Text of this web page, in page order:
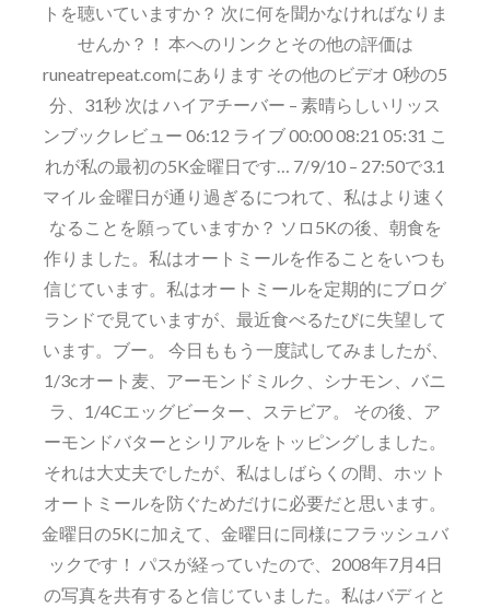
トを聴いていますか？ 次に何を聞かなければなりま
せんか？！ 本へのリンクとその他の評価は
runeatrepeat.comにあります その他のビデオ 0秒の5
分、31秒 次は ハイアチーバー – 素晴らしいリッス
ンブックレビュー 06:12 ライブ 00:00 08:21 05:31 こ
れが私の最初の5K金曜日です… 7/9/10 – 27:50で3.1
マイル 金曜日が通り過ぎるにつれて、私はより速く
なることを願っていますか？ ソロ5Kの後、朝食を
作りました。私はオートミールを作ることをいつも
信じています。私はオートミールを定期的にブログ
ランドで見ていますが、最近食べるたびに失望して
います。ブー。 今日ももう一度試してみましたが、
1/3cオート麦、アーモンドミルク、シナモン、バニ
ラ、1/4Cエッグビーター、ステビア。 その後、ア
ーモンドバターとシリアルをトッピングしました。
それは大丈夫でしたが、私はしばらくの間、ホット
オートミールを防ぐためだけに必要だと思います。
金曜日の5Kに加えて、金曜日に同様にフラッシュバ
ックです！ パスが経っていたので、2008年7月4日
の写真を共有すると信じていました。私はバディと